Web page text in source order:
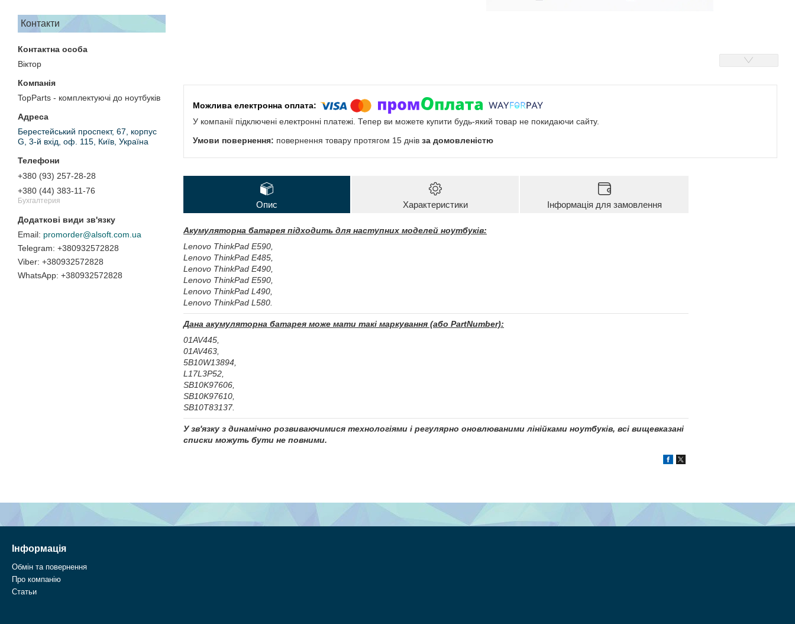
Контакти
Віктор
TopParts - комплектуючі до ноутбуків
Берестейський проспект, 67, корпус
G, 3-й вхід, оф. 115, Київ, Україна
+380 (93) 257-28-28
+380 (44) 383-11-76
Бухгалтерия
promorder@alsoft.com.ua
+380932572828
+380932572828
+380932572828
У компанії підключені електронні платежі. Тепер ви можете купити будь-який товар не покидаючи сайту.
повернення товару протягом 15 днів за домовленістю
Опис Характеристики Інформація для замовлення
Акумуляторна батарея підходить для наступних моделей ноутбуків:
Lenovo ThinkPad E590,
Lenovo ThinkPad E485,
Lenovo ThinkPad E490,
Lenovo ThinkPad E590,
Lenovo ThinkPad L490,
Lenovo ThinkPad L580.
Дана акумуляторна батарея може мати такі маркування (або PartNumber):
01AV445,
01AV463,
5B10W13894,
L17L3P52,
SB10K97606,
SB10K97610,
SB10T83137.
У зв'язку з динамічно розвиваючимися технологіями і регулярно оновлюваними лінійками ноутбуків, всі вищевказані
списки можуть бути не повними.
Інформація
Обмін та повернення
Про компанію
Статьи